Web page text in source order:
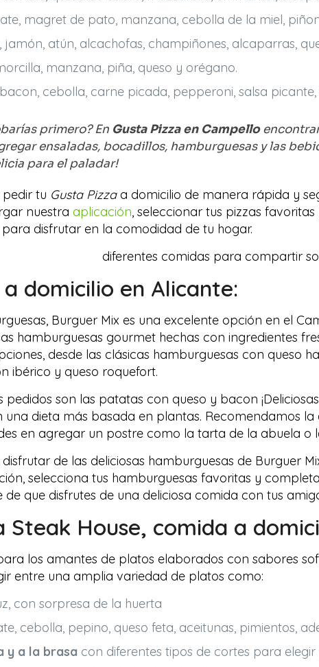
magret de pato, manzana, cebolla de la miel,
jamón, atún, alcachofas, champiñones, alcaparras,
manzana, piña, queso y orégano.
cebolla, carne picada, pepperoni, salsa
primero? En Gusta Pizza en Campello
ensaladas, bocadillos, hamburguesas y las
para el paladar!
pedir tu Gusta Pizzaa domicilio de manera rápida y
nuestra aplicación, seleccionar tus pizzas
disfrutar en la comodidad de tu hogar.
a domicilio en Alicante:
Burguer Mix es una excelente opción en el
hamburguesas gourmet hechas con ingredientes
desde las clásicas hamburguesas con queso
ibérico y queso roquefort.
pedidos son las patatas con queso y bacon
una dieta más basada en plantas. Recomendamos
en agregar un postre como la tarta de la abuela o
disfrutar de las deliciosas hamburguesas de Burguer
selecciona tus hamburguesas favoritas y
de que disfrutes de una deliciosa comida con tus
Steak House, comida a
los amantes de platos elaborados con sabores
entre una amplia variedad de platos como:
con sorpresa de la huerta
cebolla, pepino, queso feta, aceitunas, pimientos,
y a la brasa con diferentes tipos de cortes para elegir